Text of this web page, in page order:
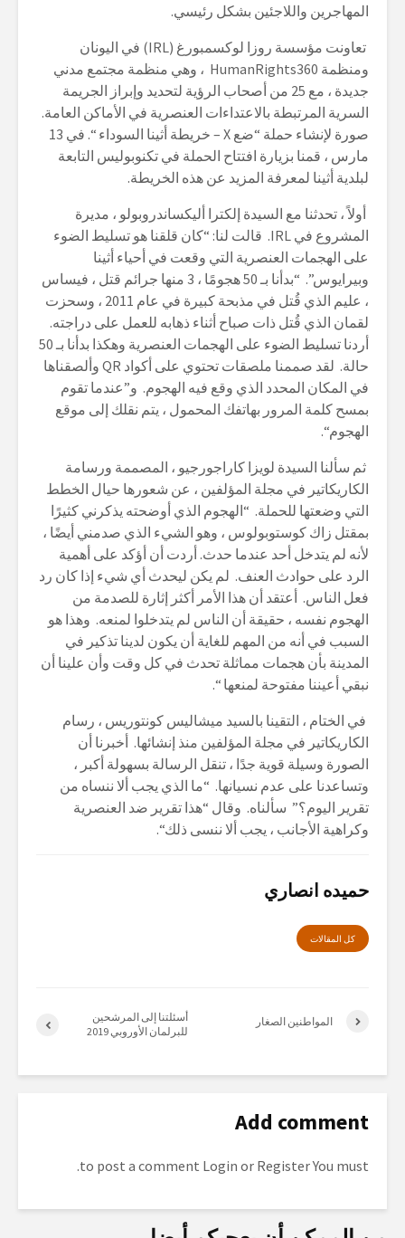
المهاجرين واللاجئين بشكل رئيسي.
تعاونت مؤسسة روزا لوكسمبورغ (IRL)
في اليونان
ومنظمة
، وهي منظمة مجتمع مدني
جديدة ، مع 25 من أصحاب الرؤية لتحديد وإبراز الجريمة
السرية المرتبطة بالاعتداءات العنصرية في الأماكن العامة.
صورة لإنشاء حملة “ضع
خريطة أثينا السوداء “. في 13
مارس ، قمنا بزيارة افتتاح الحملة في تكنوبوليس التابعة
لبلدية أثينا لمعرفة المزيد عن هذه الخريطة.
أولاً ، تحدثنا مع السيدة إلكترا أليكساندروبولو ، مديرة
المشروع في IRL. قالت لنا: “كان قلقنا هو تسليط الضوء
على الهجمات العنصرية التي وقعت في أحياء أثينا
وبيرايوس”. “بدأنا بـ 50 هجومًا ، 3 منها جرائم قتل ، فيساس
، عليم الذي قُتل في مذبحة كبيرة في عام 2011 ، وسحزت
لقمان الذي قُتل ذات صباح أثناء ذهابه للعمل على دراجته.
أردنا تسليط الضوء على الهجمات العنصرية وهكذا بدأنا بـ 50
حالة. لقد صممنا ملصقات تحتوي على أكواد
وألصقناها
في المكان المحدد الذي وقع فيه الهجوم. و”عندما تقوم
بمسح كلمة المرور بهاتفك المحمول ، يتم نقلك إلى موقع
الهجوم“.
ثم سألنا السيدة لويزا كاراجورجيو ، المصممة ورسامة
الكاريكاتير في مجلة المؤلفين ، عن شعورها حيال الخطط
التي وضعتها للحملة. “الهجوم الذي أوضحته يذكرني كثيرًا
بمقتل زاك كوستوبولوس ، وهو الشيء الذي صدمني أيضًا ،
لأنه لم يتدخل أحد عندما حدث. أردت أن أؤكد على أهمية
الرد على حوادث العنف. لم يكن ليحدث أي شيء إذا كان رد
فعل الناس. أعتقد أن هذا الأمر أكثر إثارة للصدمة من
الهجوم نفسه ، حقيقة أن الناس لم يتدخلوا لمنعه. وهذا هو
السبب في أنه من المهم للغاية أن يكون لدينا تذكير في
المدينة بأن هجمات مماثلة تحدث في كل وقت وأن علينا أن
نبقي أعيننا مفتوحة لمنعها “.
في الختام ، التقينا بالسيد ميشاليس كونتوريس ، رسام
الكاريكاتير في مجلة المؤلفين منذ إنشائها. أخبرنا أن
الصورة وسيلة قوية جدًا ، تنقل الرسالة بسهولة أكبر ،
وتساعدنا على عدم نسيانها. “ما الذي يجب ألا ننساه من
تقرير اليوم؟” سألناه. وقال “هذا تقرير ضد العنصرية
وكراهية الأجانب ، يجب ألا ننسى ذلك“.
حميده انصاري
كل المقالات
أسئلتنا إلى المرشحين
للبرلمان الأوروبي 2019
المواطنين الصغار
Add comment
You must
Register
Login